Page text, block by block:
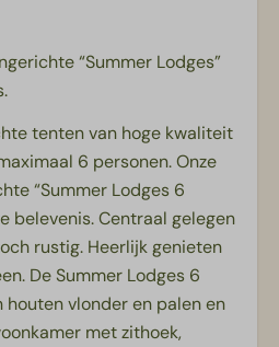
“Summer Lodges”
tenten van hoge kwaliteit
6 personen. Onze
“Summer Lodges 6
belevenis. Centraal gelegen
rustig. Heerlijk genieten
De Summer Lodges 6
houten vlonder en palen en
met zithoek,